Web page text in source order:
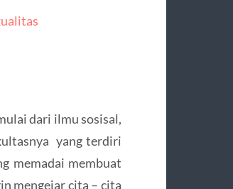
dari ilmu sosisal,
yang terdiri
memadai membuat
mengejar cita – cita